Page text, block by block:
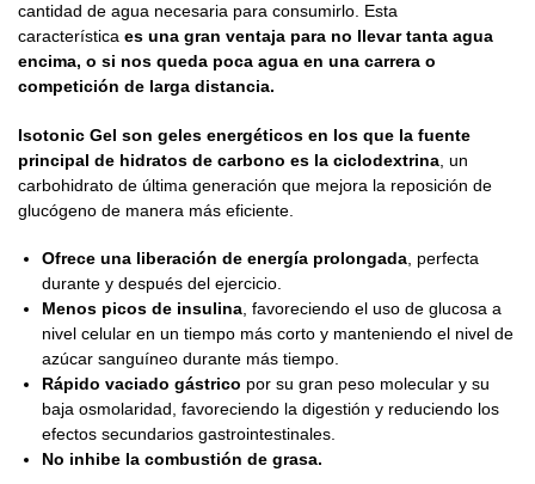
cantidad de agua necesaria para consumirlo. Esta
característica es una gran ventaja para no llevar tanta agua
encima, o si nos queda poca agua en una carrera o
competición de larga distancia.
Isotonic Gel son geles energéticos en los que la fuente
principal de hidratos de carbono es la ciclodextrina , un
carbohidrato de última generación que mejora la reposición de
glucógeno de manera más eficiente.
Ofrece una liberación de energía prolongada, perfecta
durante y después del ejercicio.
Menos picos de insulina, favoreciendo el uso de glucosa a
nivel celular en un tiempo más corto y manteniendo el nivel de
azúcar sanguíneo durante más tiempo.
Rápido vaciado gástrico por su gran peso molecular y su
baja osmolaridad, favoreciendo la digestión y reduciendo los
efectos secundarios gastrointestinales.
No inhibe la combustión de grasa.